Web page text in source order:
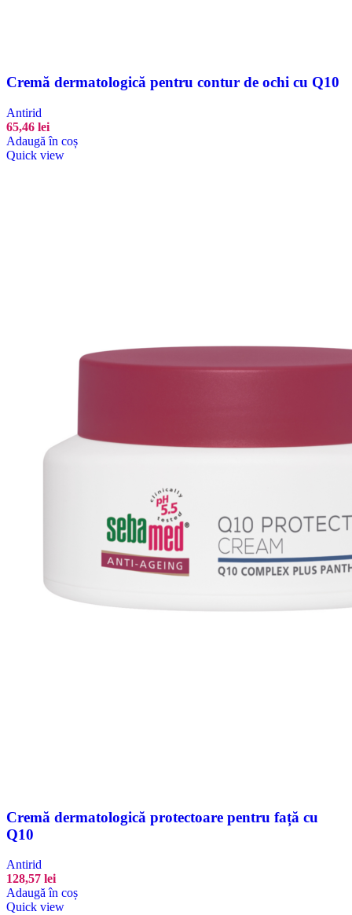
Cremă dermatologică pentru contur de ochi cu Q10
Antirid
65,46 lei
Adaugă în coș
Quick view
Cremă dermatologică protectoare pentru față cu
Q10
Antirid
128,57 lei
Adaugă în coș
Quick view